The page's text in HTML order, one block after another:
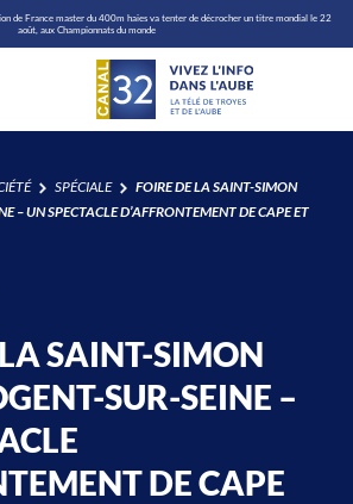
de France master du 400m haies va tenter de décrocher un titre mondial le 22
août, aux Championnats du monde
SPÉCIALE
FOIRE DE LA SAINT-SIMON
– UN SPECTACLE D’AFFRONTEMENT DE CAPE ET
SAINT-SIMON
SUR-SEINE –
DE CAPE